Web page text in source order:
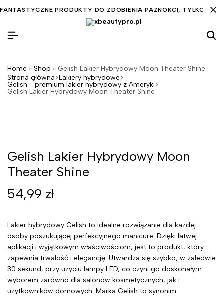
FANTASTYCZNE PRODUKTY DO ZDOBIENIA PAZNOKCI, TYLKO DLA
Home » Shop » Gelish Lakier Hybrydowy Moon Theater Shine
Strona główna Lakiery hybrydowe
Gelish - premium lakier hybrydowy z Ameryki
Gelish Lakier Hybrydowy Moon Theater Shine
Gelish Lakier Hybrydowy Moon
Theater Shine
54,99 zł
Lakier hybrydowy Gelish to idealne rozwiązanie dla każdej
osoby poszukującej perfekcyjnego manicure. Dzięki łatwej
aplikacji i wyjątkowym właściwościom, jest to produkt, który
zapewnia trwałość i elegancję. Utwardza się szybko, w zaledwie
30 sekund, przy użyciu lampy LED, co czyni go doskonałym
wyborem zarówno dla salonów kosmetycznych, jak i
użytkowników domowych. Marka Gelish to synonim